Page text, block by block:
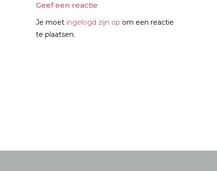
Geef een reactie
Je moet ingelogd zijn op om een reactie
te plaatsen.